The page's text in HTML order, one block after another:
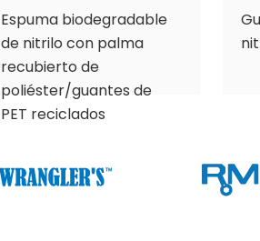
Espuma biodegradable
de nitrilo con palma
recubierto de
poliéster/guantes de
PET reciclados